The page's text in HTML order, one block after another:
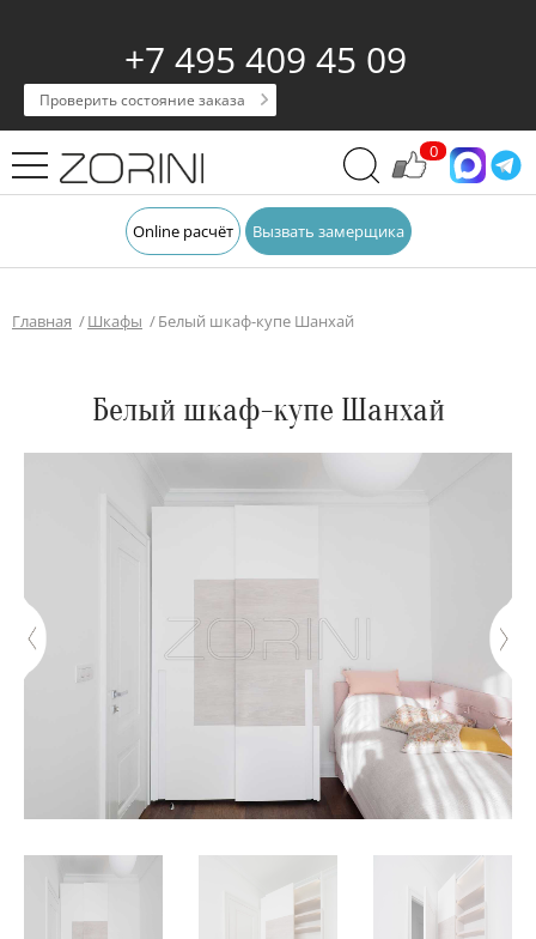
+7 495 409 45 09
Проверить состояние заказа
0
Online расчёт Вызвать замерщика
Главная Шкафы Белый шкаф-купе Шанхай
Белый шкаф-купе Шанхай